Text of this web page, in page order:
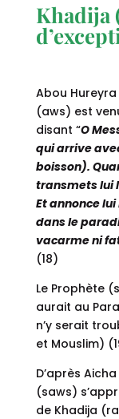
Khadija
Abou
(aws) est
disant “O
qui arrive
boisson).
transmets lui
Et annonce
dans le
vacarme ni
(18)
Le Prophète
aurait au
n’y serait
et Mouslim)
D’après
(saws)
de Khadija